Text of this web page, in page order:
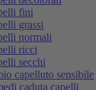
fini
grassi
normali
ricci
secchi
capelluto sensibile
caduta capelli